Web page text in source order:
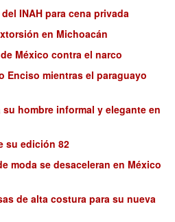
INAH para cena privada
en Michoacán
México contra el narco
Enciso mientras el paraguayo
hombre informal y elegante en
su edición 82
moda se desaceleran en México
de alta costura para su nueva